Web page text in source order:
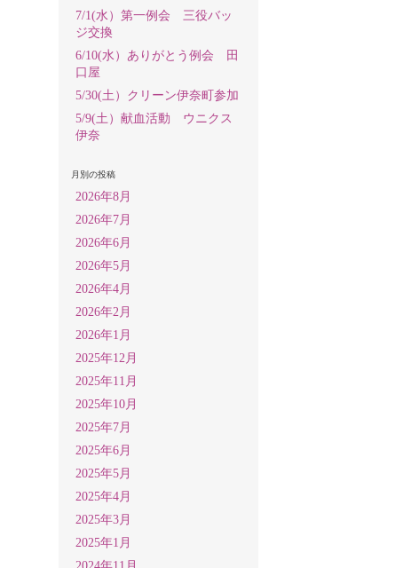
7/1(水）第一例会 三役バッ
ジ交換
6/10(水）ありがとう例会 田
口屋
5/30(土）クリーン伊奈町参加
5/9(土）献血活動 ウニクス
伊奈
月別の投稿
2026年8月
2026年7月
2026年6月
2026年5月
2026年4月
2026年2月
2026年1月
2025年12月
2025年11月
2025年10月
2025年7月
2025年6月
2025年5月
2025年4月
2025年3月
2025年1月